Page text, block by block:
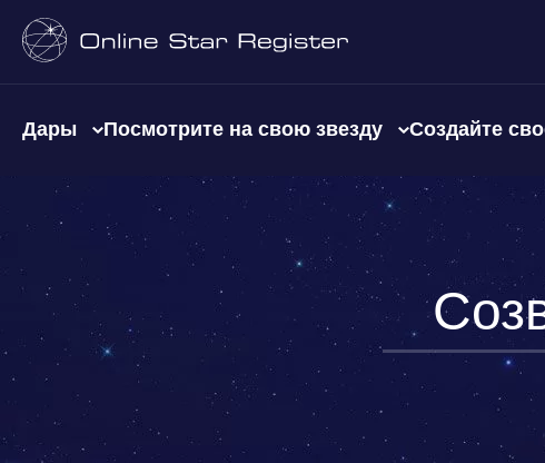
Дары Посмотрите на свою звезду Создайте